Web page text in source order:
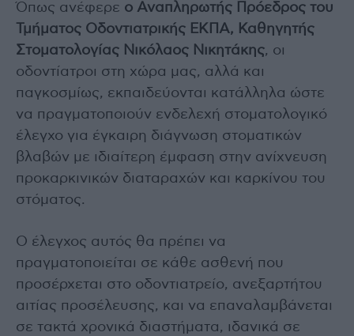
Όπως ανέφερε ο Αναπληρωτής Πρόεδρος του
Τμήματος Οδοντιατρικής ΕΚΠΑ, Καθηγητής
Στοματολογίας Νικόλαος Νικητάκης, οι
οδοντίατροι στη χώρα μας, αλλά και
παγκοσμίως, εκπαιδεύονται κατάλληλα ώστε
να πραγματοποιούν ενδελεχή στοματολογικό
έλεγχο για έγκαιρη διάγνωση στοματικών
βλαβών με ιδιαίτερη έμφαση στην ανίχνευση
προκαρκινικών διαταραχών και καρκίνου του
στόματος.
Ο έλεγχος αυτός θα πρέπει να
πραγματοποιείται σε κάθε ασθενή που
προσέρχεται στο οδοντιατρείο, ανεξαρτήτου
αιτίας προσέλευσης, και να επαναλαμβάνεται
σε τακτά χρονικά διαστήματα, ιδανικά σε